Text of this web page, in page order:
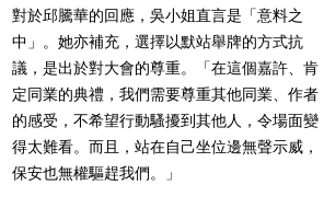
對於邱騰華的回應，吳小姐直言是「意料之
中」。她亦補充，選擇以默站舉牌的方式抗
議，是出於對大會的尊重。「在這個嘉許、肯
定同業的典禮，我們需要尊重其他同業、作者
的感受，不希望行動騷擾到其他人，令場面變
得太難看。而且，站在自己坐位邊無聲示威，
保安也無權驅趕我們。」